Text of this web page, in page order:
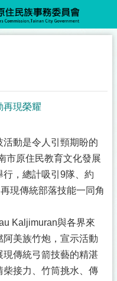
再現榮耀
動是令人引頸期盼的
市原住民教育文化發展
，總計吸引9隊、約
現傳統部落技能一同角
Kaljimuran與各界來
美族竹炮，宣示活動
現傳統弓箭技藝的精湛
接力、竹筒挑水、傳